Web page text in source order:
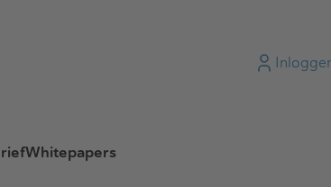
Whitepapers